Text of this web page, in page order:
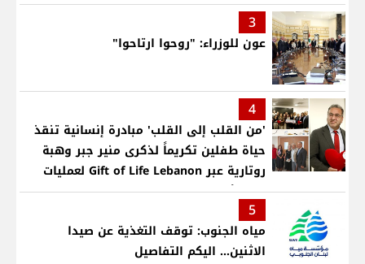
3
عون للوزراء: "روحوا ارتاحوا"
4
'من القلب إلى القلب' مبادرة إنسانية تنقذ
حياة طفلين تكريماً لذكرى منير جبر وهبة
روتارية عبر Gift of Life Lebanon لعمليات
قلب لأطفال في مستشفى حمود الجامعي
5
مياه الجنوب: توقف التغذية عن صيدا
الاثنين... اليكم التفاصيل